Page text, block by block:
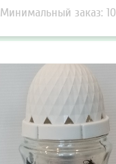
Минимальный заказ: 10